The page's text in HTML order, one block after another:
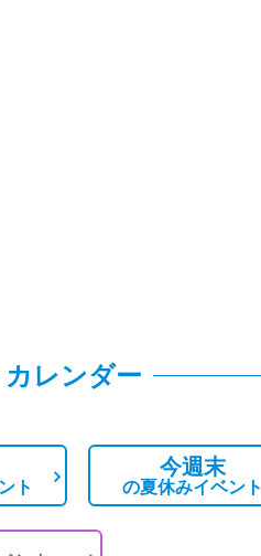
レンダー
ト
今週末
の夏休みイベント